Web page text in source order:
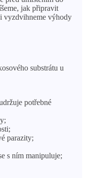
jak připravit
vyzdvihneme výhody
substrátu u
potřebné
parazity;
s ním manipuluje;